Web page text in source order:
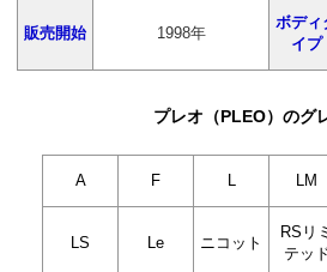
販売開始 1998年
ボディ
イプ
プレオ（PLEO）のグ
A F LM
LS Le ニコット
RSリミ
テッ